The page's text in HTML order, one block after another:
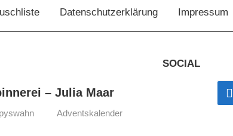
Datenschutzerklärung Impressum
– Julia Maar
Adventskalender
SOCIAL